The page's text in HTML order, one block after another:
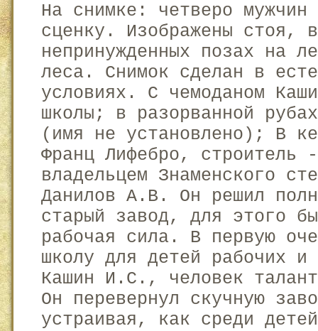
На снимке: четверо мужчин
сценку. Изображены стоя,
непринужденных позах на
леса. Снимок сделан в
условиях. С чемоданом
школы; в разорванной
(имя не установлено); В
Франц Лифебро, строитель
владельцем Знаменского
Данилов А.В. Он решил
старый завод, для этого
рабочая сила. В первую
школу для детей рабочих и
Кашин И.С., человек
Он перевернул скучную
устраивая, как среди